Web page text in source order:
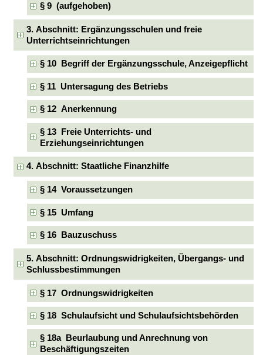
§ 9 (aufgehoben)
3. Abschnitt: Ergänzungsschulen und freie
Unterrichtseinrichtungen
§ 10 Begriff der Ergänzungsschule, Anzeigepflicht
§ 11 Untersagung des Betriebs
§ 12 Anerkennung
§ 13 Freie Unterrichts- und
Erziehungseinrichtungen
4. Abschnitt: Staatliche Finanzhilfe
§ 14 Voraussetzungen
§ 15 Umfang
§ 16 Bauzuschuss
5. Abschnitt: Ordnungswidrigkeiten, Übergangs- und
Schlussbestimmungen
§ 17 Ordnungswidrigkeiten
§ 18 Schulaufsicht und Schulaufsichtsbehörden
§ 18a Beurlaubung und Anrechnung von
Beschäftigungszeiten